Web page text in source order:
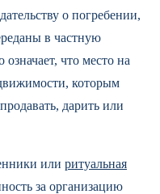
о погребении,
в частную
что место на
которым
дарить или
или ритуальная
за организацию